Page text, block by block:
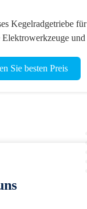
Kegelradgetriebe für
und
Sie besten Preis